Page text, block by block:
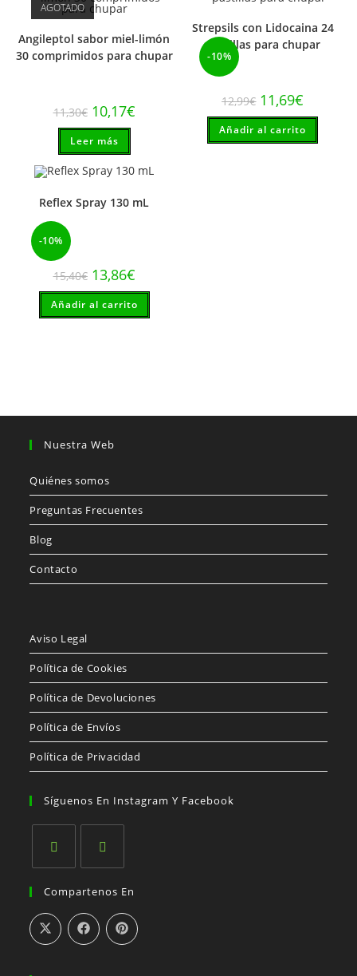
AGOTADO
Angileptol sabor miel-limón
30 comprimidos para chupar
11,30€ El
precio
original
era:
11,30€.
10,17€El
precio
Leer más
-10%
Strepsils con Lidocaina 24
pastillas para chupar
12,99€ El
precio
original
era:
12,99€.
11,69€
actual
es:
11,69€.
Añadir al carrito
-10%
Reflex Spray 130 mL
15,40€ El
precio
original
era:
15,40€.
13,86€El
precio
actual
es:
13,86€.
Añadir al carrito
Nuestra Web
Quiénes somos
Preguntas Frecuentes
Blog
Contacto
Aviso Legal
Política de Cookies
Política de Devoluciones
Política de Envíos
Política de Privacidad
Síguenos En Instagram Y Facebook
abre
en
una
abre
en
una
Compartenos En